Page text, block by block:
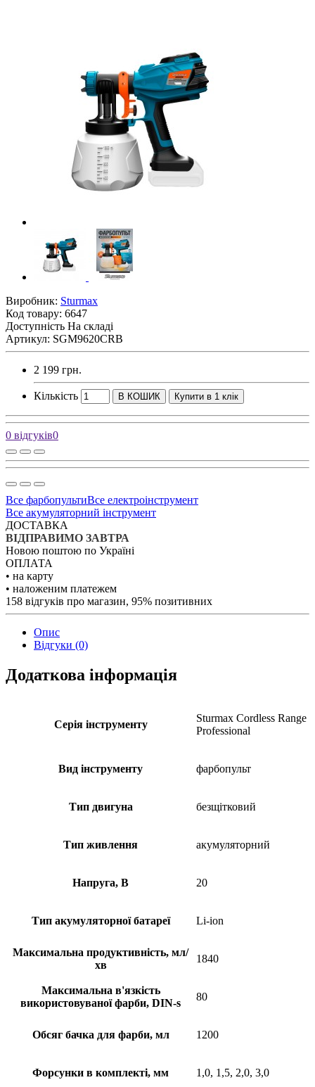
Виробник: Sturmax
Код товару: 6647
Доступність На складі
Артикул: SGM9620CRB
2 199 грн.
Кількість В КОШИК Купити в 1 клік
0 відгуків0
Все фарбопультиВсе електроінструмент
Все акумуляторний інструмент
ДОСТАВКА
ВІДПРАВИМО ЗАВТРА
Новою поштою по Україні
ОПЛАТА
• на карту
• наложеним платежем
158 відгуків про магазин, 95% позитивних
Опис
Відгуки (0)
Додаткова інформація
Серія інструменту
Sturmax Cordless Range
Professional
Вид інструменту фарбопульт
Тип двигуна безщітковий
Тип живлення акумуляторний
Напруга, В 20
Тип акумуляторної батареї Li-ion
Максимальна продуктивність, мл/
хв
1840
Максимальна в'язкість
використовуваної фарби, DIN-s
80
Обсяг бачка для фарби, мл 1200
Форсунки в комплекті, мм 1,0, 1,5, 2,0, 3,0